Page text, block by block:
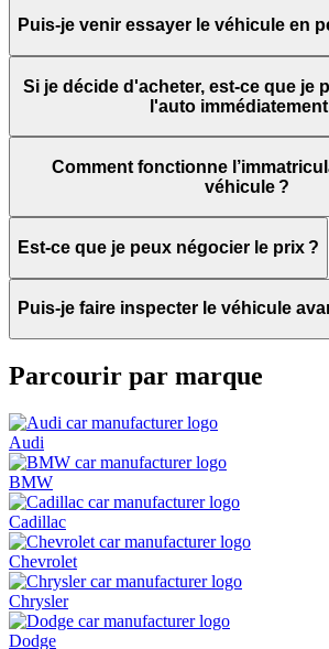
Puis-je venir essayer le véhicule en
Si je décide d'acheter, est-ce que je
l'auto
Comment fonctionne
véhicule ?
Est-ce que je peux négocier le prix ?
Puis-je faire inspecter le véhicule
Parcourir par marque
Audi
BMW
Cadillac
Chevrolet
Chrysler
Dodge